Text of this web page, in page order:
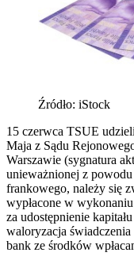
Źródło: iStock
15 czerwca TSUE
Maja z Sądu
Warszawie (sygnatura akt
unieważnionej z
frankowego, należy się
wypłacone w
za udostępnienie
waloryzacja
bank ze środków